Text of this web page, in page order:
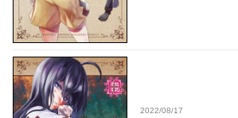
2022/08/17